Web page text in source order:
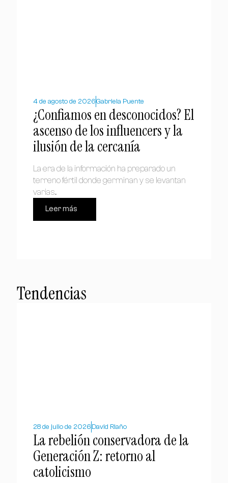
4 de agosto de 2026Gabriela Puente
¿Confiamos en desconocidos? El
ascenso de los influencers y la
ilusión de la cercanía
La era de la información ha preparado un
terreno fértil donde germinan y se levantan
varias...
Leer más
Tendencias
28 de julio de 2026 David Riaño
La rebelión conservadora de la
Generación Z: retorno al
catolicismo